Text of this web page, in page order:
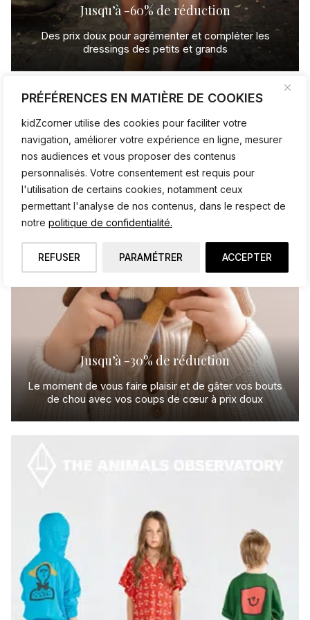
PRÉFÉRENCES EN MATIÈRE DE COOKIES
kidZcorner utilise des cookies pour faciliter votre
navigation, améliorer votre expérience en ligne, mesurer
nos audiences et vous proposer des contenus
personnalisés. Votre consentement est requis pour
l'utilisation de certains cookies, notamment ceux
permettant l'analyse de nos contenus, dans le respect de
notre politique de confidentialité.
PARAMÉTRER
REFUSER ACCEPTER
Soldes
et
Ida
Jusqu’à -60% de réduction
Des prix doux pour agrémenter et compléter les
dressings des petits et grands
Soldes
Main
sauvage
Jusqu’à -30% de réduction
Le moment de vous faire plaisir et de gâter vos bouts
de chou avec vos coups de cœur à prix doux